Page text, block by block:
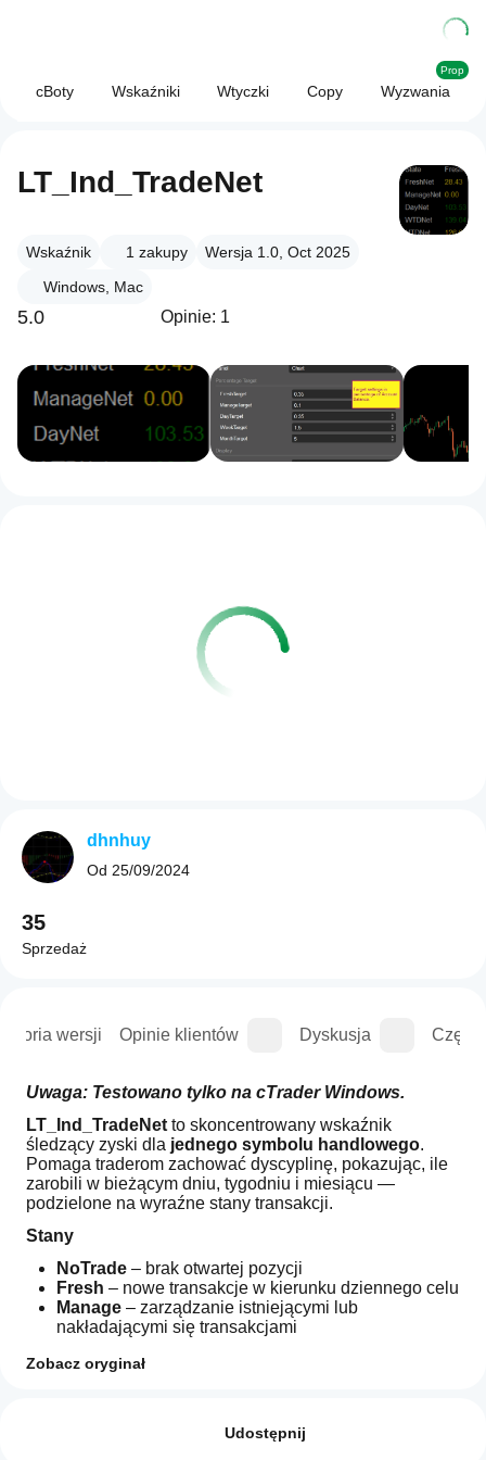
cBoty Wskaźniki Wtyczki Copy Wyzwania
Prop
LT_Ind_TradeNet
Wskaźnik 1 zakupy
Wersja 1.0, Oct 2025
Windows, Mac
5.0 Opinie: 1
wersji Opinie klientów Dyskusja
Uwaga: Testowano tylko na cTrader Windows.
LT_Ind_TradeNet to skoncentrowany wskaźnik
śledzący zyski dla jednego symbolu handlowego.
Pomaga traderom zachować dyscyplinę, pokazując, ile
zarobili w bieżącym dniu, tygodniu i miesiącu —
podzielone na wyraźne stany transakcji.
Stany
NoTrade – brak otwartej pozycji
Fresh – nowe transakcje w kierunku dziennego celu
Manage – zarządzanie istniejącymi lub
nakładającymi się transakcjami
lub zakończeniu sesji
– zysk netto z transakcji jednostronnych
Zobacz oryginał
Udostępnij
dhnhuy
Od 25/09/2024
35
Sprzedaż